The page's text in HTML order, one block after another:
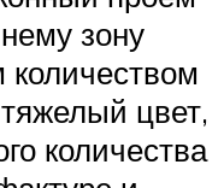
зону
цвет,
количества